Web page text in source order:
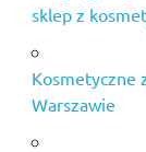
sklep z
Kosmetyczne
Warszawie